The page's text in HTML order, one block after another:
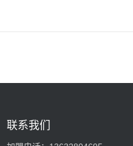
联系我们